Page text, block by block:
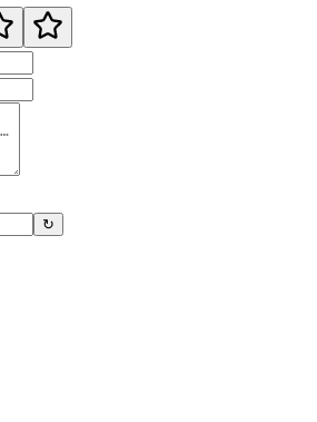
↻